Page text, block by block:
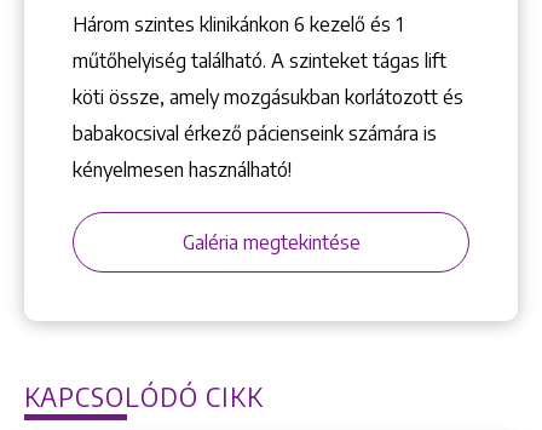
Három szintes klinikánkon 6 kezelő ­és 1
műtőhelyiség található. A szinteket tágas lift
köti össze, amely mozgásukban korlátozott és
babakocsival érkező pácienseink számára is
kényelmesen használható!
Galéria megtekintése
KAPCSOLÓDÓ CIKK